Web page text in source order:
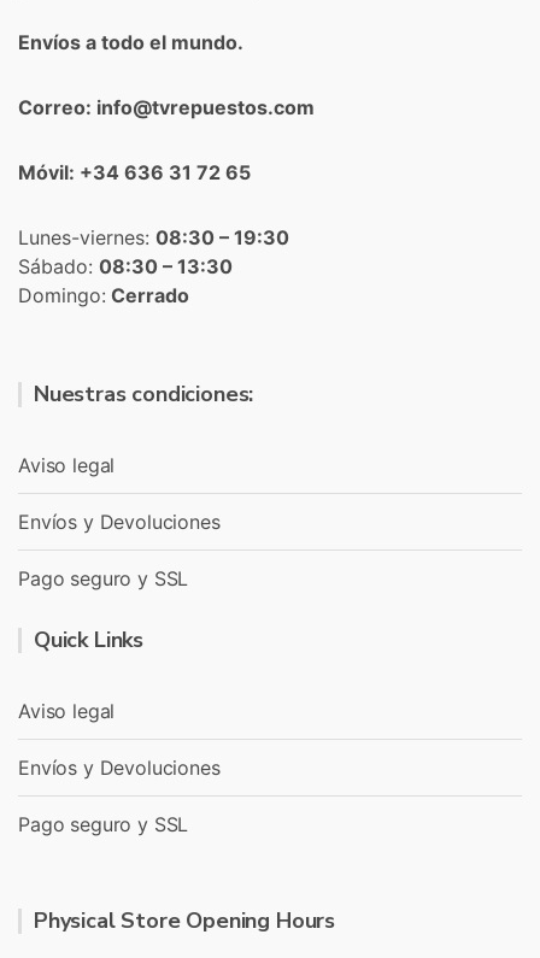
Envíos a todo el mundo.
Correo: info@tvrepuestos.com
Móvil: +34 636 31 72 65
Lunes-viernes: 08:30 – 19:30
Sábado: 08:30 – 13:30
Domingo: Cerrado
Nuestras condiciones:
Aviso legal
Envíos y Devoluciones
Pago seguro y SSL
Quick Links
Aviso legal
Envíos y Devoluciones
Pago seguro y SSL
Physical Store Opening Hours